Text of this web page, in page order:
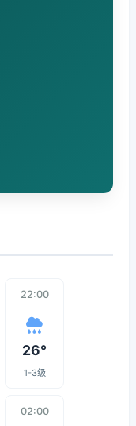
22:00
26°
1-3级
02:00